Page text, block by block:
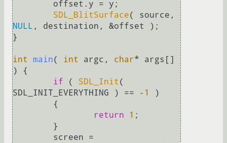
SDL_BlitSurface
NULL , destination, &offset );
}
int main( int argc, char* args[]
)
{
if ( SDL_Init (
SDL_INIT_EVERYTHING ) ==
-1
)
return
1 ;